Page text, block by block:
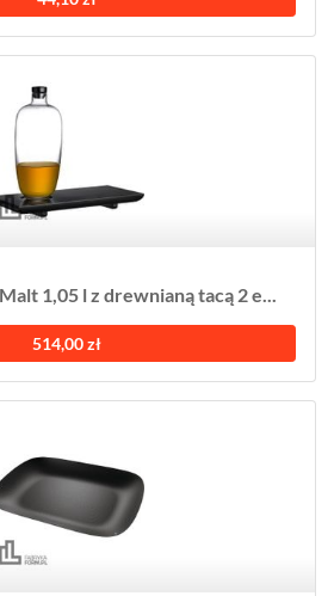
1,05 l z drewnianą tacą 2 e...
514,00 zł